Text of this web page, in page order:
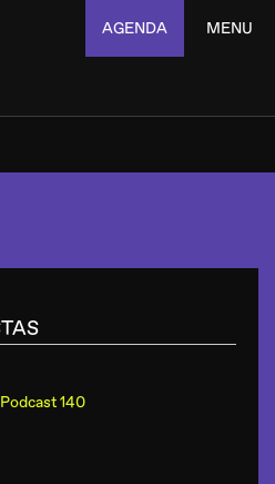
AGENDA MENU
140